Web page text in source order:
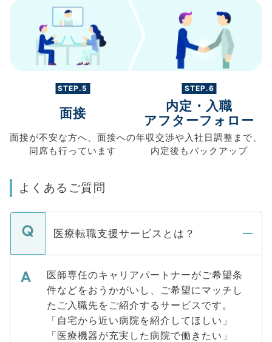
STEP.5
面接
面接が不安な方へ、 面接への
同席も行っています
STEP.6
内定・入職
アフターフォロー
年収交渉や入社日調整まで、
内定後もバックアップ
よくあるご質問
医療転職支援サービスとは？
医師専任のキャリアパートナーがご希望条
件などをおうかがいし、ご希望にマッチし
たご入職先をご紹介するサービスです。
「自宅から近い病院を紹介してほしい」
「医療機器が充実した病院で働きたい」